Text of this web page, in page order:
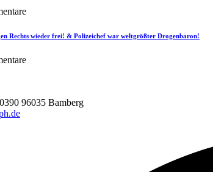
Rechts wieder frei! & Polizeichef war weltgrößter Drogenbaron!
96035 Bamberg